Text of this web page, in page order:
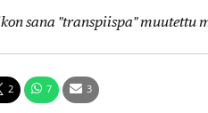
sana "transpiispa" muutettu
2 7 3